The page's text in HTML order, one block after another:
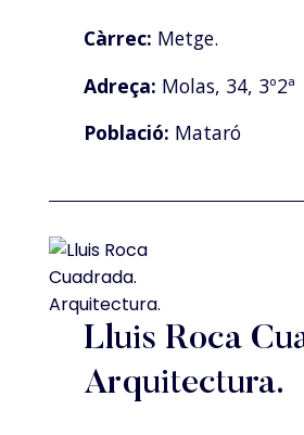
Càrrec: Metge.
Adreça: Molas, 34, 3º2ª
Població: Mataró
Lluis Roca
Arquitectura.